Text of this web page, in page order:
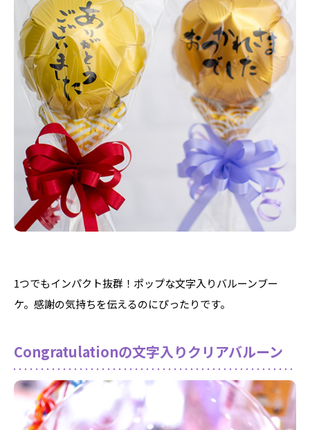
1つでもインパクト抜群！ポップな文字入りバルーンブー
ケ。感謝の気持ちを伝えるのにぴったりです。
Congratulationの文字入りクリアバルーン